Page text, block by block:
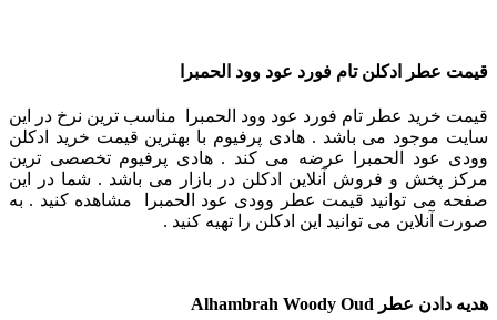
قیمت عطر ادکلن تام فورد عود وود الحمبرا
قیمت خرید عطر تام فورد عود وود الحمبرا مناسب ترین نرخ در این
سایت موجود می باشد . هادی پرفیوم با بهترین قیمت خرید ادکلن
وودی عود الحمبرا عرضه می کند . هادی پرفیوم تخصصی ترین
مرکز پخش و فروش آنلاین ادکلن در بازار می باشد . شما در این
صفحه می توانید قیمت عطر وودی عود الحمبرا مشاهده کنید . به
صورت آنلاین می توانید این ادکلن را تهیه کنید .
هدیه دادن عطر Alhambrah Woody Oud